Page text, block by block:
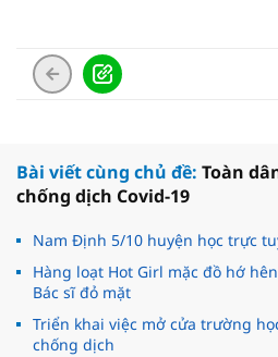
Bài viết cùng chủ đề: Toàn
chống dịch Covid-19
Nam Định 5/10 huyện học trực
Hàng loạt Hot Girl mặc đồ hớ
Bác sĩ đỏ mặt
Triển khai việc mở cửa trường
chống dịch